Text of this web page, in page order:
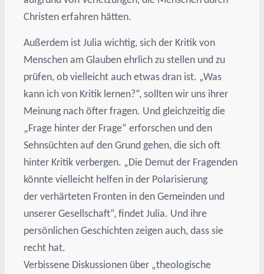
Christen erfahren hätten.
Außerdem ist Julia wichtig, sich der Kritik von
Menschen am Glauben ehrlich zu stellen und zu
prüfen, ob vielleicht auch etwas dran ist. „Was
kann ich von Kritik lernen?“, sollten wir uns ihrer
Meinung nach öfter fragen. Und gleichzeitig die
„Frage hinter der Frage“ erforschen und den
Sehnsüchten auf den Grund gehen, die sich oft
hinter Kritik verbergen. „Die Demut der Fragenden
könnte vielleicht helfen in der Polarisierung
der verhärteten Fronten in den Gemeinden und
unserer Gesellschaft“, findet Julia. Und ihre
persönlichen Geschichten zeigen auch, dass sie
recht hat.
Verbissene Diskussionen über „theologische